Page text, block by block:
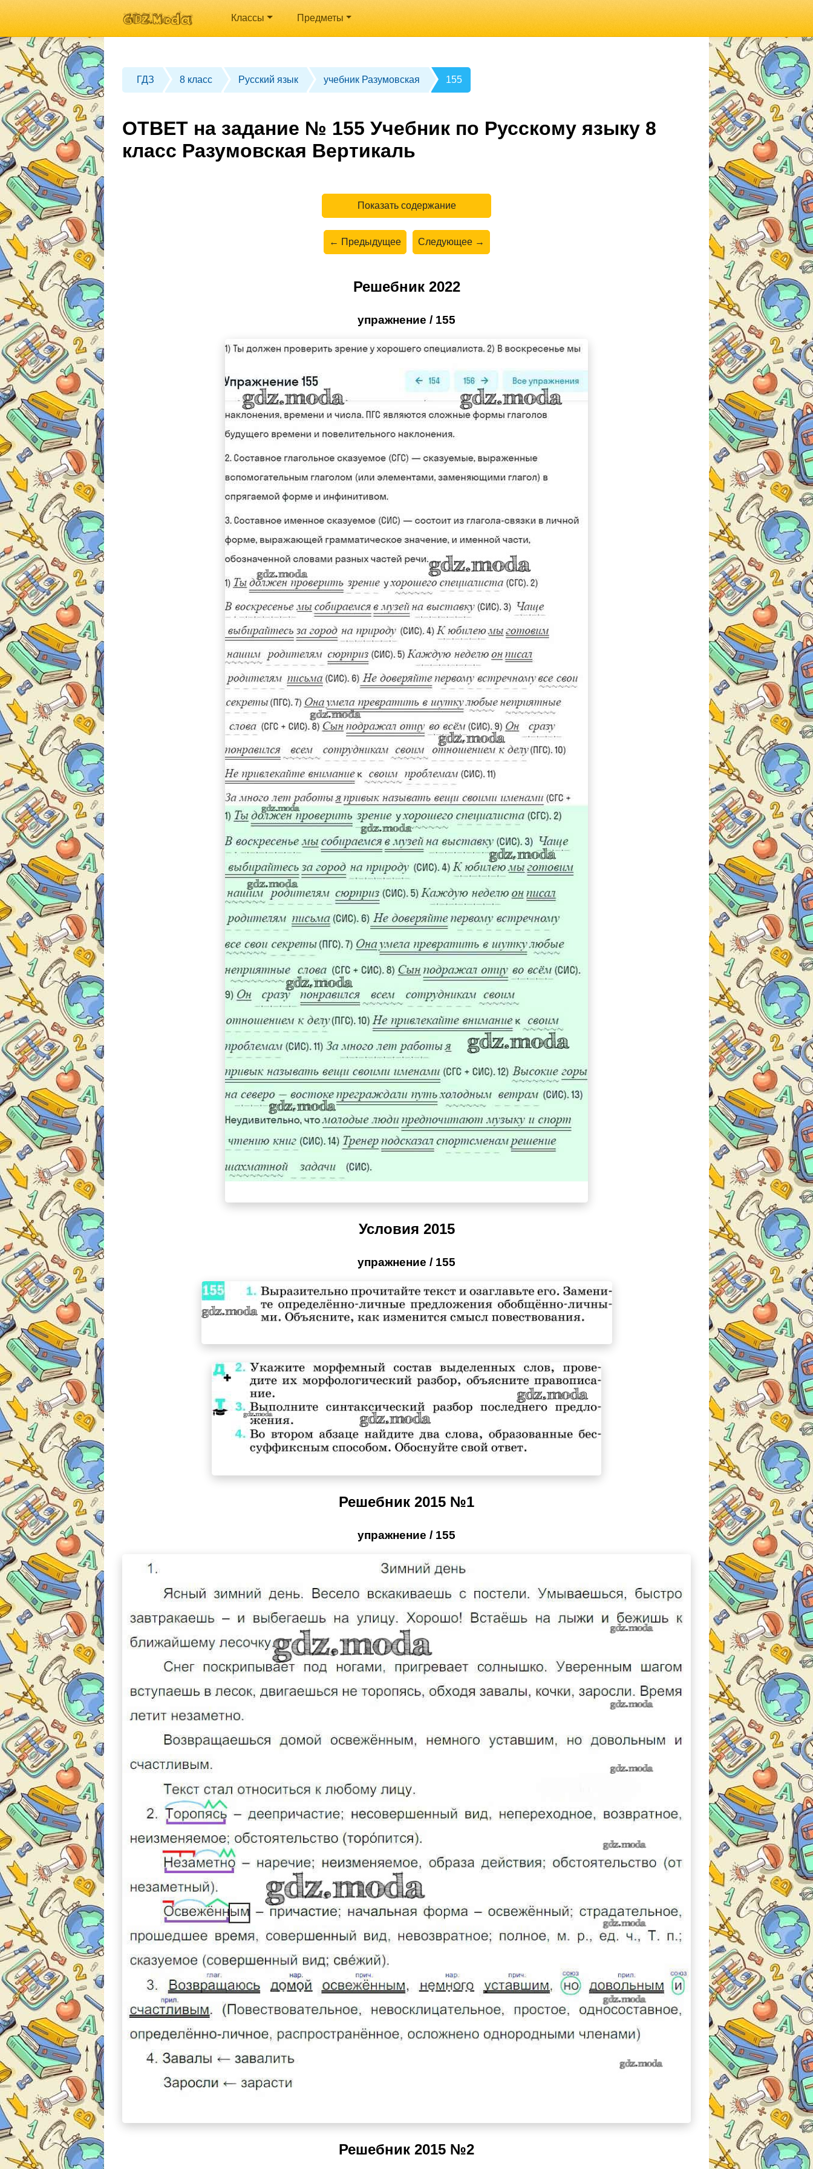
Классы Предметы
ГДЗ 8 класс Русский язык учебник Разумовская 155
ОТВЕТ на задание № 155 Учебник по Русскому языку 8
класс Разумовская Вертикаль
Показать содержание
← Предыдущее Следующее →
Решебник 2022
упражнение / 155
Условия 2015
упражнение / 155
Решебник 2015 №1
упражнение / 155
Решебник 2015 №2